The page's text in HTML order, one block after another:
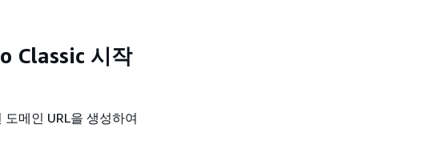
Classic 시작
메인 URL을 생성하여